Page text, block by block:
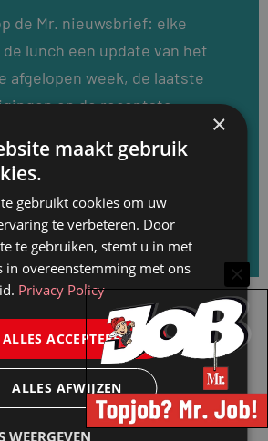
de Mr. nieuwsbrief: elke
lunch een update van het
afgelopen week, de laatste
en de recentste
de Mr. nieuwsbrief.
voor de Mr. nieuwsbrief
maakt inbreuk op
×
maakt gebruik
gebruikt cookies om uw
te verbeteren. Door
te gebruiken, stemt u in met
in overeenstemming met ons
Privacy Policy
ALLES ACCEPTEREN
ALLES AFWIJZEN
WEERGEVEN